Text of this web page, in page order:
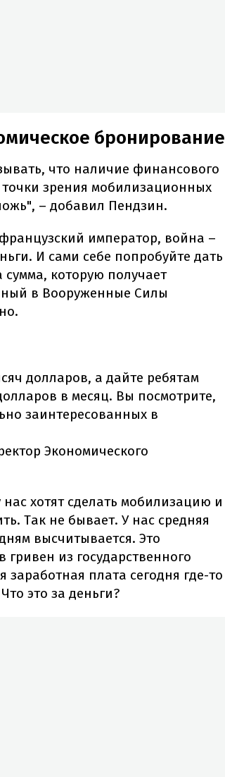
бронирование
что наличие финансового
зрения мобилизационных
– добавил Пендзин.
император, война –
И сами себе попробуйте дать
сумма, которую получает
в Вооруженные Силы
долларов, а дайте ребятам
в месяц. Вы посмотрите,
заинтересованных в
Экономического
хотят сделать мобилизацию и
Так не бывает. У нас средняя
высчитывается. Это
из государственного
заработная плата сегодня где-то
это за деньги?